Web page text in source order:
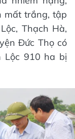
mất trắng, tập
Thạch Hà,
Đức Thọ có
Lộc 910 ha bị